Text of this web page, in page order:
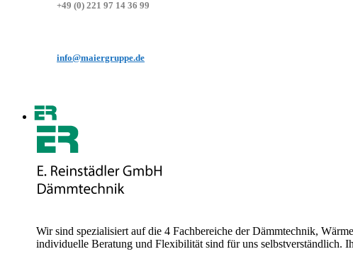
+49 (0) 221 97 14 36 99
info@maiergruppe.de
Wir sind spezialisiert auf die 4 Fachbereiche der Dämmtechnik,
individuelle Beratung und Flexibilität sind für uns selbstverständlich.